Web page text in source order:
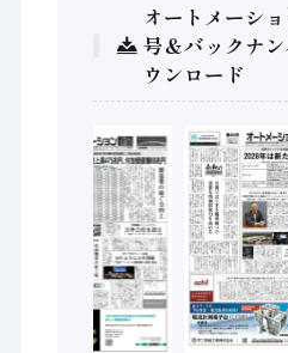
オートメーシ
号＆バックナ
ウンロード